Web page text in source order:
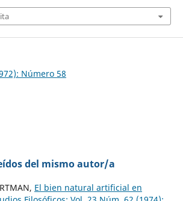
Número 58
del mismo autor/a
El bien natural artificial en